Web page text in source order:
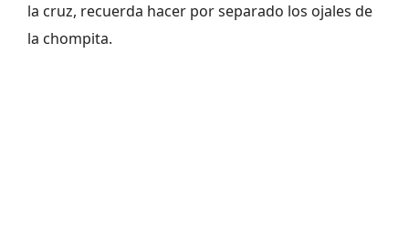
la cruz, recuerda hacer por separado los ojales de
la chompita.